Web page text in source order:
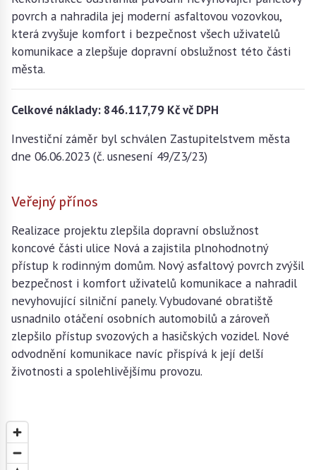
povrch a nahradila jej moderní asfaltovou vozovkou,
která zvyšuje komfort i bezpečnost všech uživatelů
komunikace a zlepšuje dopravní obslužnost této části
města.
Celkové náklady: 846.117,79 Kč vč DPH
Investiční záměr byl schválen Zastupitelstvem města
dne 06.06.2023 (č. usnesení 49/Z3/23)
Veřejný přínos
Realizace projektu zlepšila dopravní obslužnost
koncové části ulice Nová a zajistila plnohodnotný
přístup k rodinným domům. Nový asfaltový povrch zvýšil
bezpečnost i komfort uživatelů komunikace a nahradil
nevyhovující silniční panely. Vybudované obratiště
usnadnilo otáčení osobních automobilů a zároveň
zlepšilo přístup svozových a hasičských vozidel. Nové
odvodnění komunikace navíc přispívá k její delší
životnosti a spolehlivějšímu provozu.